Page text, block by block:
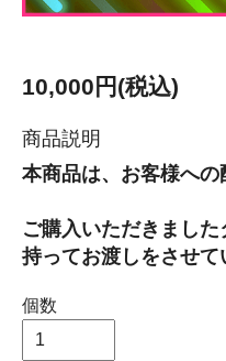
10,000円(税込)
商品説明
本商品は、お客様への
ご購入いただきまし
持ってお渡しをさせて
個数